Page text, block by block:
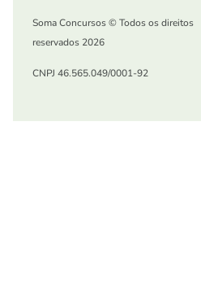
Soma Concursos © Todos os direitos
reservados 2026
CNPJ 46.565.049/0001-92